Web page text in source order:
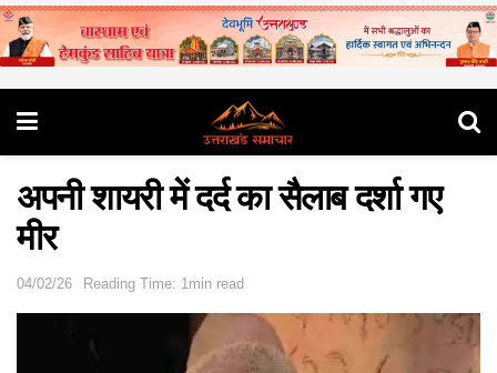
अपनी शायरी में दर्द का सैलाब दर्शा गए
मीर
04/02/26 Reading Time: 1min read